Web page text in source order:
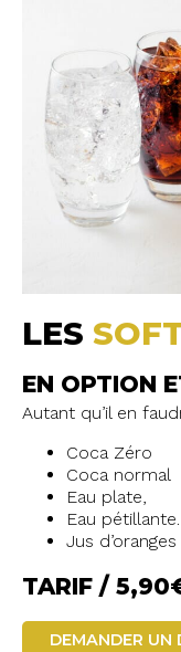
LES
EN OPTION
Autant qu’il en
Coca Zéro
Coca normal
Eau plate,
Eau pétillante.
Jus d’oranges
TARIF /
DEMANDER UN